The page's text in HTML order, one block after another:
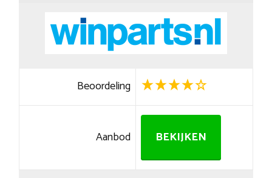
Beoordeling
Aanbod BEKIJKEN